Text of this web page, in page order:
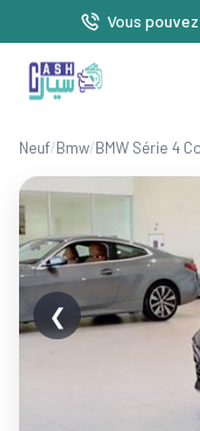
Vous
Neuf/Bmw/BMW Série 4
❮